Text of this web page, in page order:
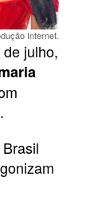
Internet.
julho,